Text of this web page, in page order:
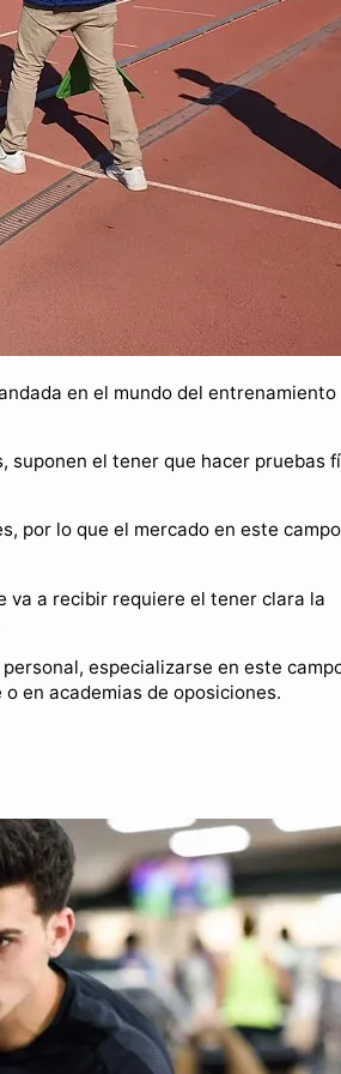
en el mundo del entrenamiento
suponen el tener que hacer pruebas
por lo que el mercado en este
va a recibir requiere el tener clara la
especializarse en este
en academias de oposiciones.